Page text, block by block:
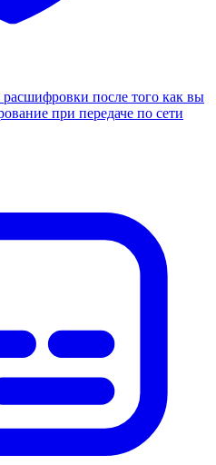
после того как вы
при передаче по сети